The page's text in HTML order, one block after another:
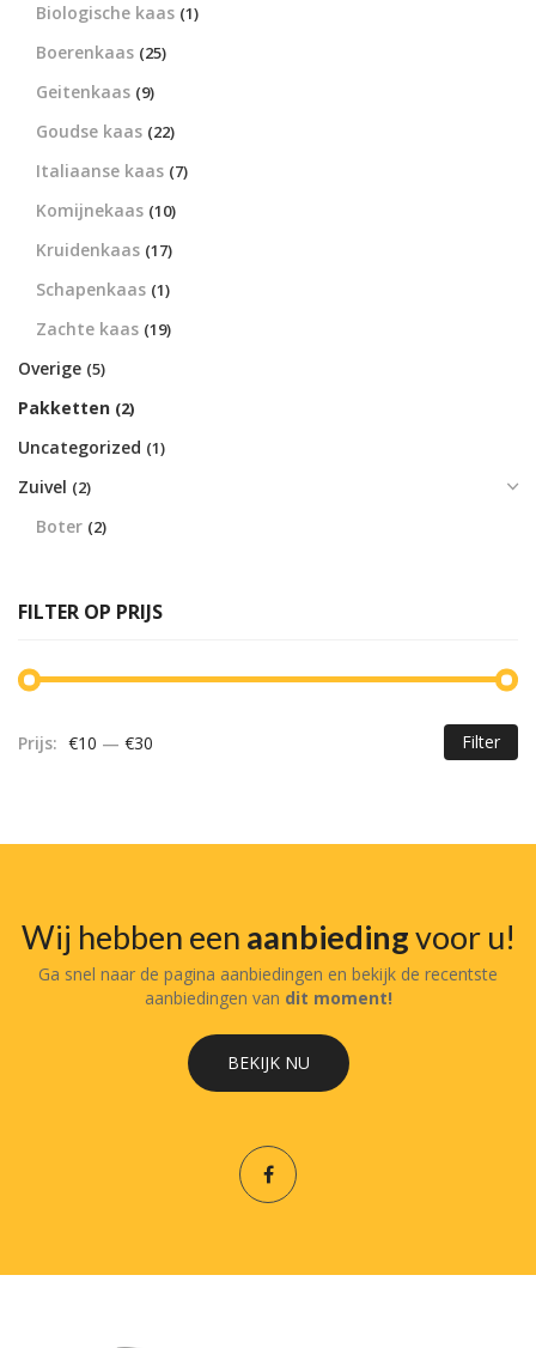
Biologische kaas (1)
Boerenkaas (25)
Geitenkaas (9)
Goudse kaas (22)
Italiaanse kaas (7)
Komijnekaas (10)
Kruidenkaas (17)
Schapenkaas (1)
Zachte kaas (19)
Overige (5)
Pakketten (2)
Uncategorized (1)
Zuivel (2)
Boter (2)
FILTER OP PRIJS
Filter
Prijs: €10 — €30
Wij hebben een aanbiedingvoor u!
Ga snel naar de pagina aanbiedingen en bekijk de recentste
aanbiedingen van dit moment!
BEKIJK NU